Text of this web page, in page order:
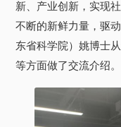
新、产业创新，实现
不断的新鲜力量，驱
东省科学院）姚博士
等方面做了交流介绍。